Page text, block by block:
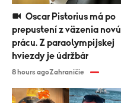
prepustení z väzenia novú
prácu. Z paraolympijskej
hviezdy je údržbár
8 hours agoZahraničie